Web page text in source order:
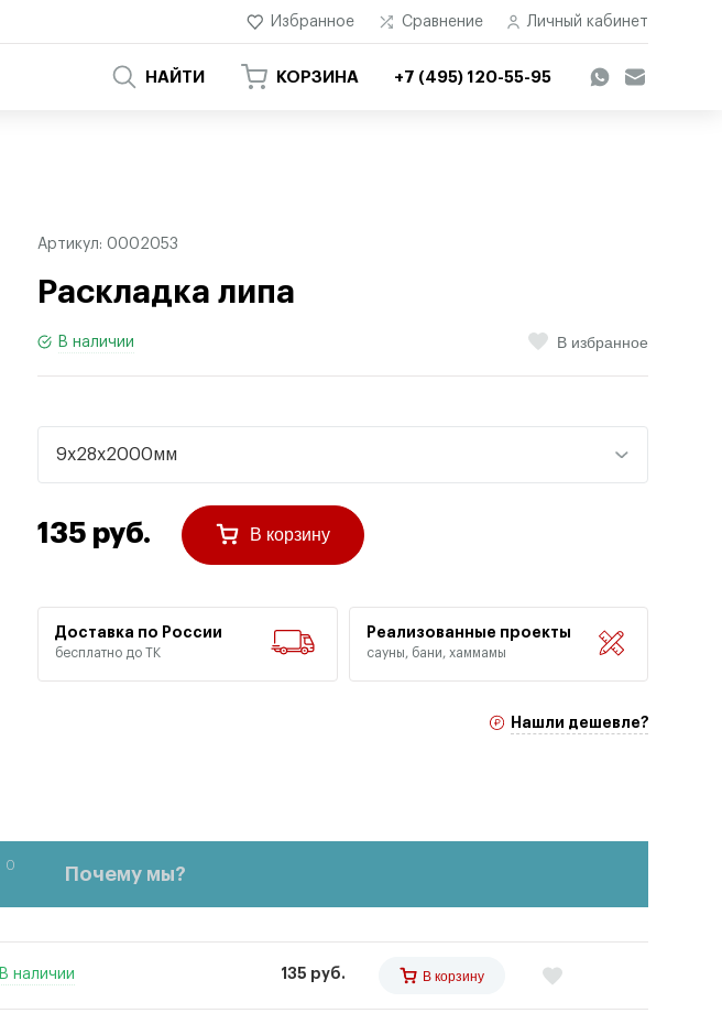
Избранное Сравнение Личный кабинет
НАЙТИ КОРЗИНА +7 (495) 120-55-95
Артикул: 0002053
Раскладка липа
В наличии В избранное
9х28х2000мм
135 руб. В корзину
Доставка по России
бесплатно до ТК
Реализованные проекты
сауны, бани, хаммамы
Нашли дешевле?
0 Почему мы?
В наличии 135 руб. В корзину